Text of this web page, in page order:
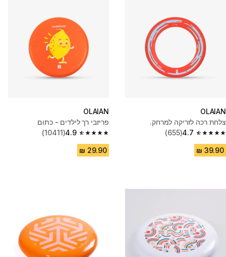
OLAIAN
צלחת רכה לזריקה למרחק.
4.7
4.7 out of 5 stars from 655 reviews
(655)
OLAIAN
פריזבי רך לילדים - כתום
4.9
4.9 out of 5 stars from 10411 reviews
(10411)